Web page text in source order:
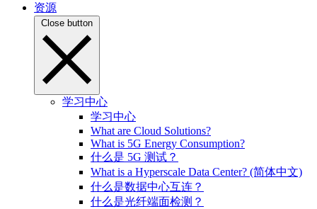
资源
Close button
学习中心
学习中心
What are Cloud Solutions?
What is 5G Energy Consumption?
什么是 5G 测试？
What is a Hyperscale Data Center? (简体中文)
什么是数据中心互连？
什么是光纤端面检测？